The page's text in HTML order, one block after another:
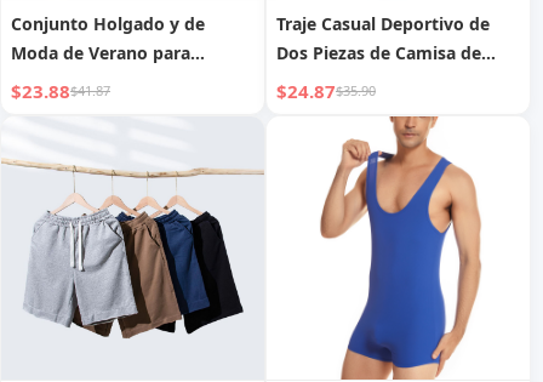
Conjunto Holgado y de
Moda de Verano para
Hombres de Tallas Grandes
$23.88$41.87
Traje Casual Deportivo de
Dos Piezas de Camisa de
Manga Corta y Pantalones
Cortos para Hombre
$24.87$35.90